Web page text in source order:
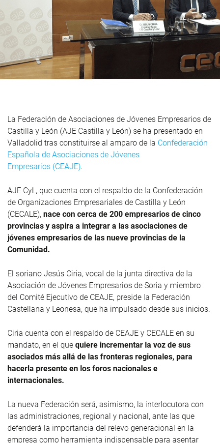
La Federación de Asociaciones de Jóvenes Empresarios de
Castilla y León (AJE Castilla y León) se ha presentado en
Valladolid tras constituirse al amparo de la Confederación
Española de Asociaciones de Jóvenes
Empresarios (CEAJE).
AJE CyL, que cuenta con el respaldo de la Confederación
de Organizaciones Empresariales de Castilla y León
(CECALE), nace con cerca de 200 empresarios de cinco
provincias y aspira a integrar a las asociaciones de
jóvenes empresarios de las nueve provincias de la
Comunidad.
El soriano Jesús Ciria, vocal de la junta directiva de la
Asociación de Jóvenes Empresarios de Soria y miembro
del Comité Ejecutivo de CEAJE, preside la Federación
Castellana y Leonesa, que ha impulsado desde sus inicios.
Ciria cuenta con el respaldo de CEAJE y CECALE en su
mandato, en el que quiere incrementar la voz de sus
asociados más allá de las fronteras regionales, para
hacerla presente en los foros nacionales e
internacionales.
La nueva Federación será, asimismo, la interlocutora con
las administraciones, regional y nacional, ante las que
defenderá la importancia del relevo generacional en la
empresa como herramienta indispensable para asentar